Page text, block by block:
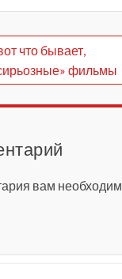
что бывает,
фильмы
вам